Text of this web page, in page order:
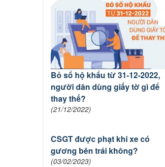
Bỏ sổ hộ khẩu từ 31-12-2022,
người dân dùng giấy tờ gì để
thay thế?
(21/12/2022)
CSGT được phạt khi xe có
gương bên trái không?
(03/02/2023)